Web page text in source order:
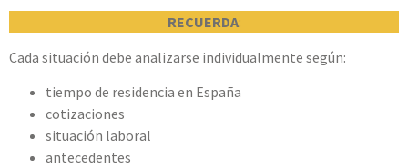
RECUERDA:
Cada situación debe analizarse individualmente según:
tiempo de residencia en España
cotizaciones
situación laboral
antecedentes